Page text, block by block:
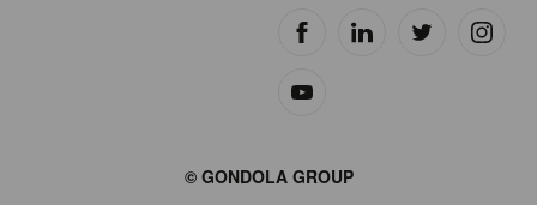
© GONDOLA GROUP